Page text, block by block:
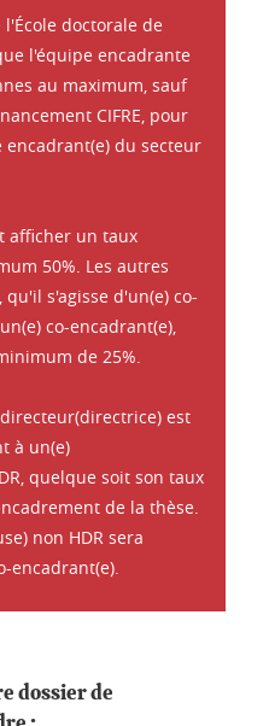
doctorale de
l'équipe encadrante
au maximum, sauf
CIFRE, pour
du secteur
afficher un taux
50%. Les autres
s'agisse d'un(e) co-
co-encadrant(e),
de 25%.
est
à un(e)
quelque soit son taux
de la thèse.
non HDR sera
encadrant(e).
dossier de